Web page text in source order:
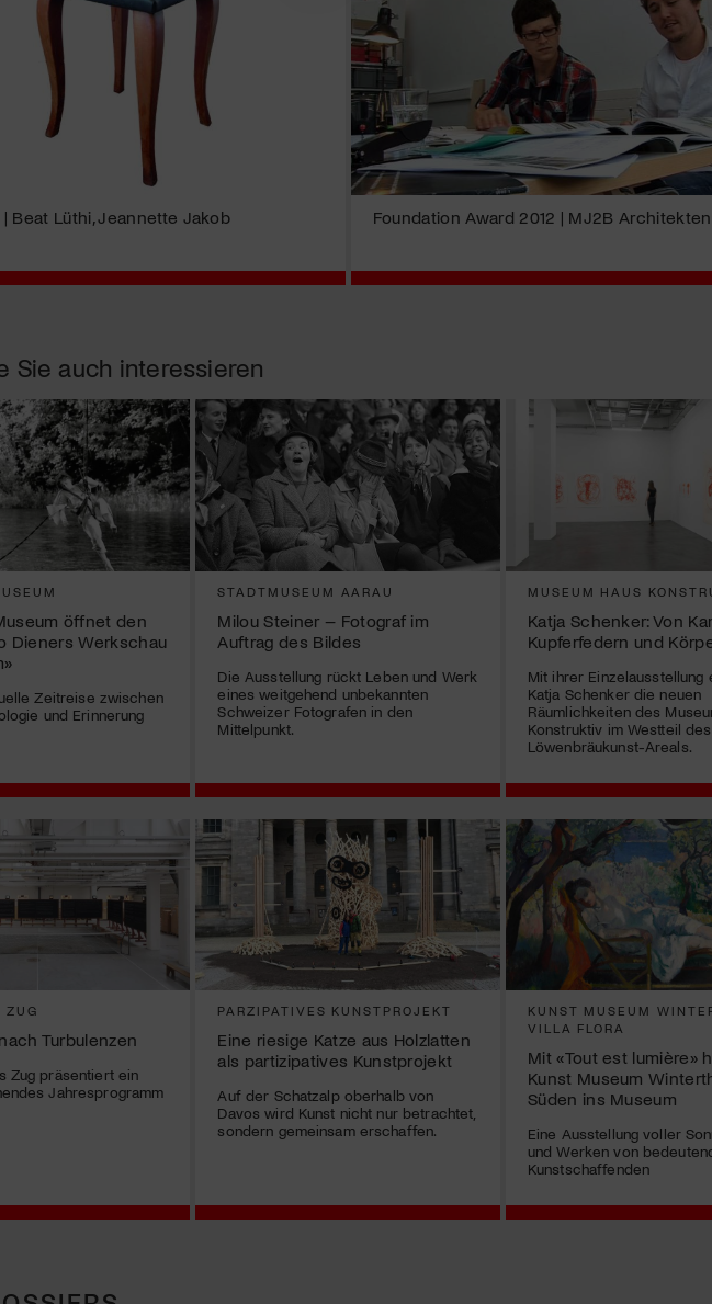
| Beat Lüthi, Jeannette Jakob Foundation Award 2012 | MJ2B Architekten
Sie auch interessieren
öffnet den
Dieners Werkschau
Zeitreise zwischen
und Erinnerung
STADTMUSEUM AARAU
Milou Steiner – Fotograf im
Auftrag des Bildes
Die Ausstellung rückt Leben und Werk
eines weitgehend unbekannten
Schweizer Fotografen in den
Mittelpunkt.
MUSEUM HAUS
Katja Schenker: Von
Kupferfedern und
Mit ihrer Einzelausstellung
Katja Schenker die neuen
Räumlichkeiten des
Konstruktiv im Westteil des
Löwenbräukunst-Areals.
ZUG
Turbulenzen
Zug präsentiert ein
Jahresprogramm
PARZIPATIVES KUNSTPROJEKT
Eine riesige Katze aus Holzlatten
als partizipatives Kunstprojekt
Auf der Schatzalp oberhalb von
Davos wird Kunst nicht nur betrachtet,
sondern gemeinsam erschaffen.
KUNST MUSEUM
VILLA FLORA
Mit «Tout est lumière»
Kunst Museum
Süden ins Museum
Eine Ausstellung voller
und Werken von
Kunstschaffenden